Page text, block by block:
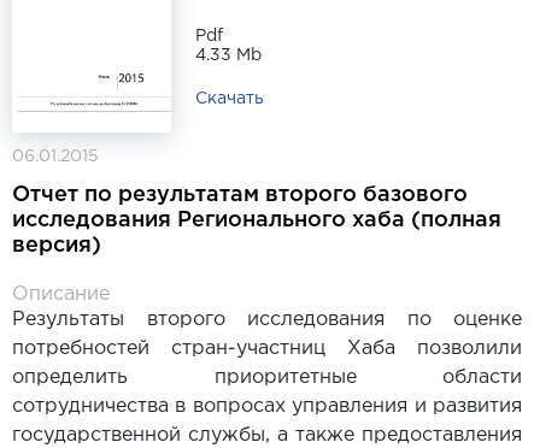
Pdf
4.33 Mb
Скачать
06.01.2015
Отчет по результатам второго базового
исследования Регионального хаба (полная
версия)
Описание
Результаты второго исследования по оценке
потребностей стран-участниц Хаба позволили
определить приоритетные области
сотрудничества в вопросах управления и развития
государственной службы, а также предоставления